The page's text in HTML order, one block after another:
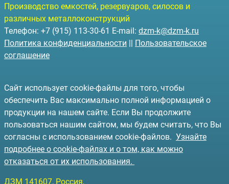
Производство емкостей, резервуаров, силосов и
различных металлоконструкций
Телефон: +7 (915) 113-30-61 E-mail: dzm-k@dzm-k.ru
Политика конфиденциальности || Пользовательское
соглашение
Сайт использует cookie-файлы для того, чтобы
обеспечить Вас максимально полной информацией о
продукции на нашем сайте. Если Вы продолжите
пользоваться нашим сайтом, мы будем считать, что Вы
согласны с использованием cookie-файлов. Узнайте
подробнее о cookie-файлах и о том, как можно
отказаться от их использования.
ДЗМ 141607, Россия,